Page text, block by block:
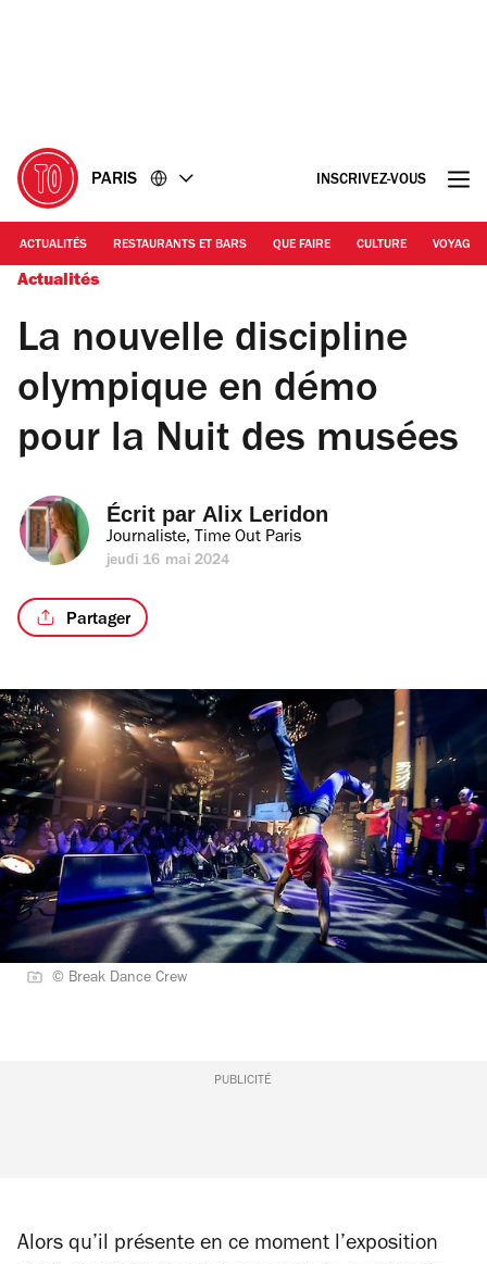
PARIS INSCRIVEZ-VOUS
ACTUALITÉS RESTAURANTS ET BARS QUE FAIRE CULTURE VOYAGE
Actualités
La nouvelle discipline
olympique en démo
pour la Nuit des musées
Écrit par Alix Leridon
Journaliste, Time Out Paris
jeudi 16 mai 2024
Partager
© Break Dance Crew
PUBLICITÉ
Alors qu’il présente en ce moment l’exposition